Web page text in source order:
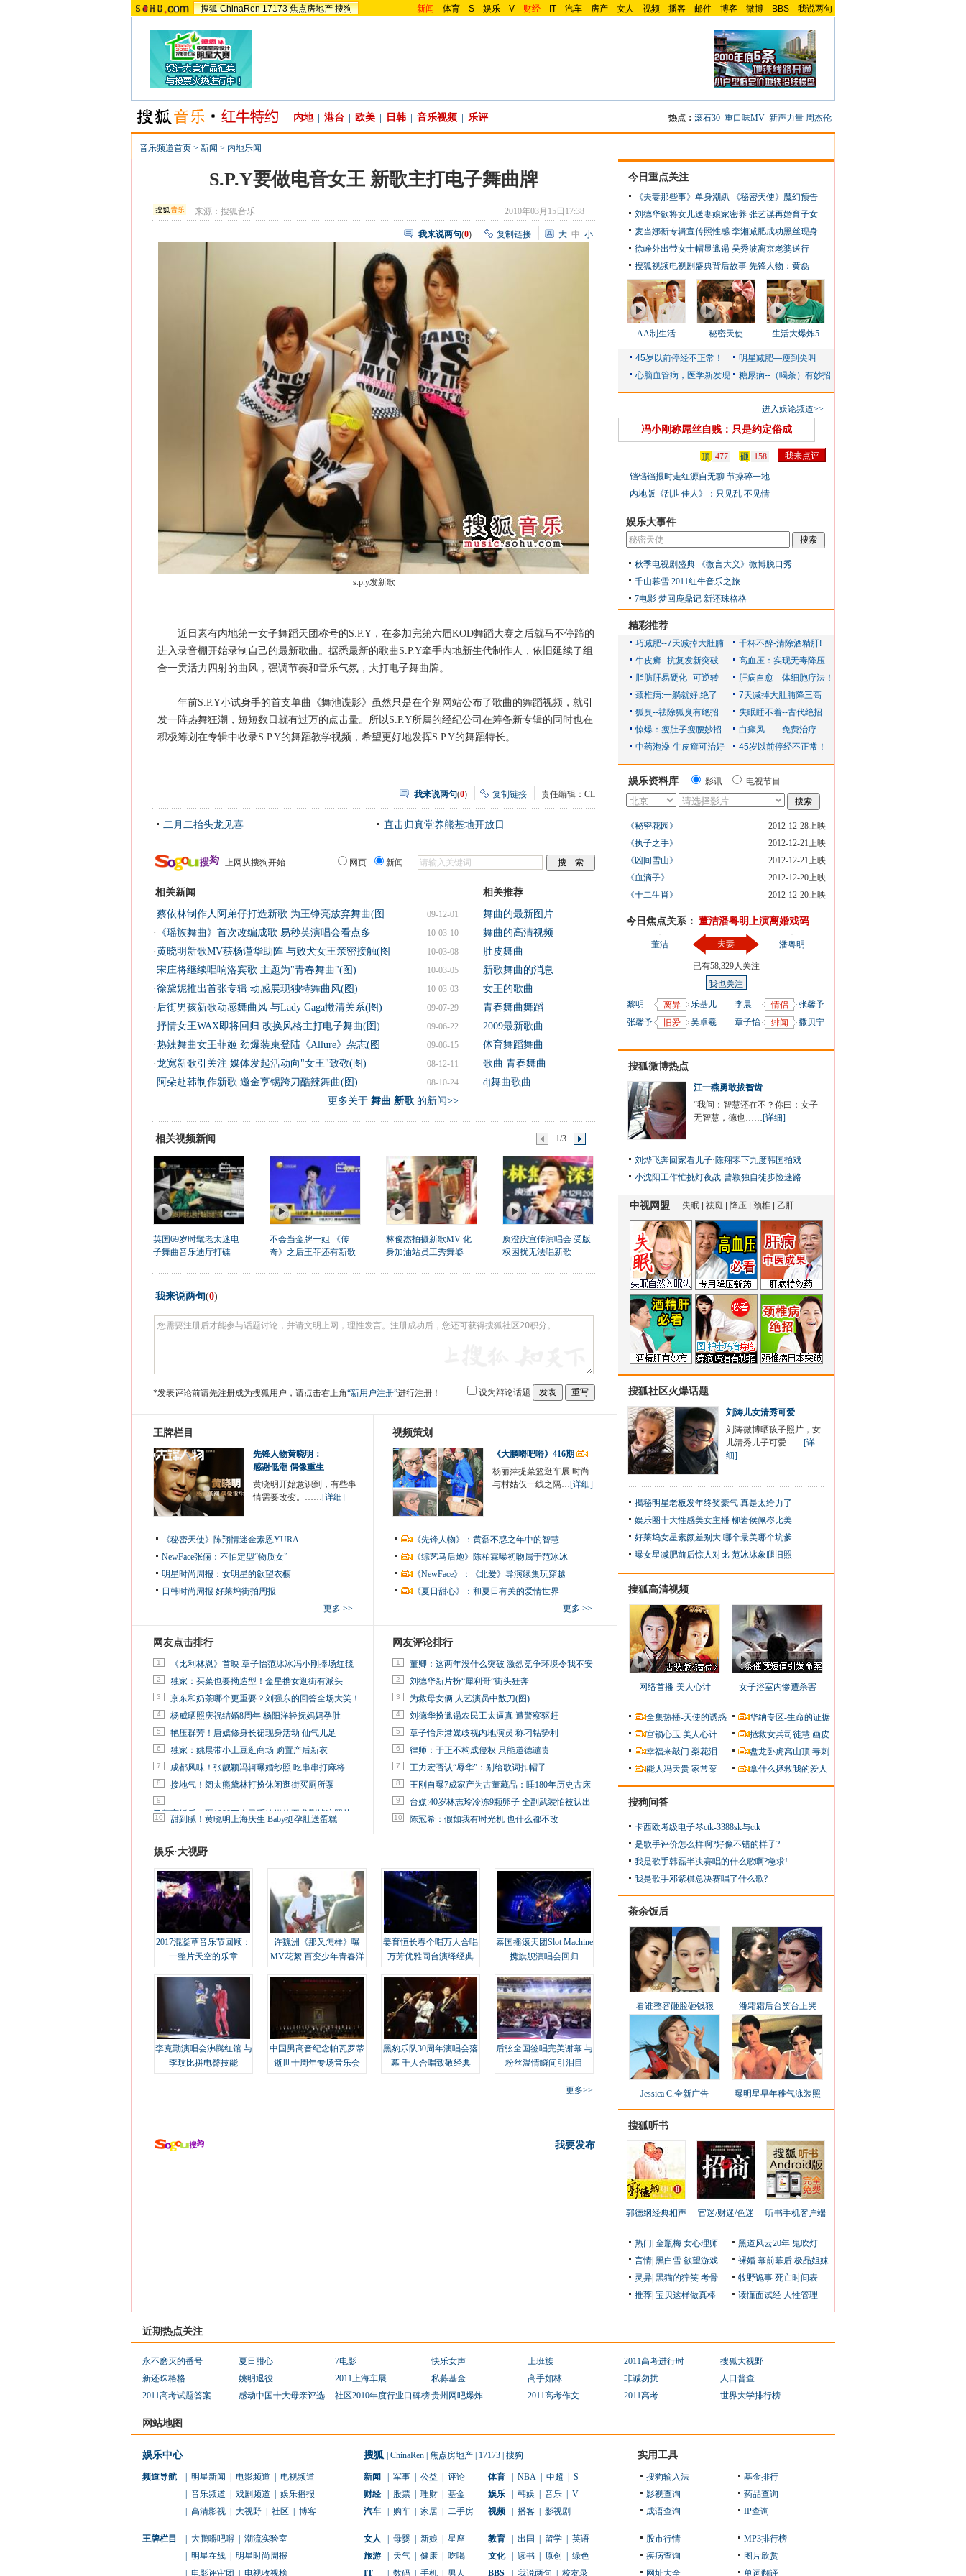
搜狐 ChinaRen 17173 焦点房地产 搜狗 新闻 - 体育 - S - 娱乐 - V - 财经 - IT - 汽车 - 房产 - 女人 - 视频 - 播客 - 邮件 - 博客 - 微博 - BBS - 我说两句
内地 港台 欧美 日韩 音乐视频 乐评 热点： 滚石30 重口味MV 新声力量 周杰伦
音乐频道首页 > 新闻 > 内地乐闻
S.P.Y要做电音女王 新歌主打电子舞曲牌
来源：搜狐音乐 2010年03月15日17:38
我来说两句(0) 复制链接 大 中 小
s.p.y发新歌
近日素有内地第一女子舞蹈天团称号的S.P.Y，在参加完第六届KOD舞蹈大赛之后就马不停蹄的
进入录音棚开始录制自己的最新歌曲。据悉最新的歌曲S.P.Y牵手内地新生代制作人，依旧延续了组
合一贯活力四射的曲风，强调节奏和音乐气氛，大打电子舞曲牌。
年前S.P.Y小试身手的首支单曲《舞池谍影》虽然只是在个别网站公布了歌曲的舞蹈视频，就引
发一阵热舞狂潮，短短数日就有过万的点击量。所以S.P.Y所属的经纪公司在筹备新专辑的同时也在
积极筹划在专辑中收录S.P.Y的舞蹈教学视频，希望更好地发挥S.P.Y的舞蹈特长。
我来说两句(0) 复制链接 责任编辑：CL
二月二抬头龙见喜 直击归真堂养熊基地开放日
上网从搜狗开始 网页 新闻
相关新闻
09-12-01
·蔡依林制作人阿弟仔打造新歌 为王铮亮放弃舞曲(图
10-03-10
· 《瑶族舞曲》首次改编成歌 易秒英演唱会看点多
10-03-08
·黄晓明新歌MV获杨谨华助阵 与败犬女王亲密接触(图
10-03-05
·宋庄将继续唱响洛宾歌 主题为"青春舞曲"(图)
10-03-03
·徐黛妮推出首张专辑 动感展现独特舞曲风(图)
09-07-29
· 后街男孩新歌动感舞曲风 与Lady Gaga撇清关系(图)
09-06-22
·抒情女王WAX即将回归 改换风格主打电子舞曲(图)
09-06-15
·热辣舞曲女王菲姬 劲爆装束登陆《Allure》杂志(图
08-12-11
·龙宽新歌引关注 媒体发起活动向"女王"致敬(图)
08-10-24
· 阿朵赴韩制作新歌 邀金亨锡跨刀酷辣舞曲(图)
更多关于 舞曲 新歌的新闻>>
相关推荐
舞曲的最新图片
舞曲的高清视频
肚皮舞曲
新歌舞曲的消息
女王的歌曲
青春舞曲舞蹈
2009最新歌曲
体育舞蹈舞曲
歌曲 青春舞曲
dj舞曲歌曲
相关视频新闻 1/3
英国69岁时髦老太迷电
子舞曲音乐迪厅打碟
不会当金牌一姐 《传
奇》之后王菲还有新歌
林俊杰拍摄新歌MV 化
身加油站员工秀舞姿
庾澄庆宣传演唱会 受版
权困扰无法唱新歌
我来说两句(0)
*发表评论前请先注册成为搜狐用户，请点击右上角“新用户注册”进行注册！ 设为辩论话题
王牌栏目
先锋人物黄晓明：
感谢低潮 偶像重生
黄晓明开始意识到，有些事
情需要改变。……[详细]
《秘密天使》陈翔情迷金素恩YURA
NewFace张俪：不怕定型“物质女”
明星时尚周报：女明星的欲望衣橱
日韩时尚周报 好莱坞街拍周报
更多 >>
视频策划
《大鹏嘚吧嘚》416期
杨丽萍提菜篮逛车展 时尚
与村姑仅一线之隔…[详细]
《先锋人物》：黄磊不惑之年中的智慧
《综艺马后炮》陈柏霖曝初吻属于范冰冰
《NewFace》：《北爱》导演续集玩穿越
《夏日甜心》：和夏日有关的爱情世界
更多 >>
网友点击排行
1 《比利林恩》首映 章子怡范冰冰冯小刚捧场红毯
2 独家：买菜也要拗造型！金星携女逛街有派头
3 京东和奶茶哪个更重要？刘强东的回答全场大笑！
4 杨威晒照庆祝结婚8周年 杨阳洋轻抚妈妈孕肚
5 艳压群芳！唐嫣修身长裙现身活动 仙气儿足
6 独家：姚晨带小土豆逛商场 购置产后新衣
7 成都风味！张靓颖冯轲曝婚纱照 吃串串打麻将
8 接地气！阔太熊黛林打扮休闲逛街买厕所泵
9
马蓉离婚后，砸1000万人民币给媒体要求删掉这照片
10 甜到腻！黄晓明上海庆生 Baby挺孕肚送蛋糕
网友评论排行
1 董卿：这两年没什么突破 激烈竞争环境令我不安
2 刘德华新片扮“犀利哥”街头狂奔
3 为救母女俩 人艺演员中数刀(图)
4 刘德华扮邋遢农民工太逼真 遭警察驱赶
5 章子怡斥港媒歧视内地演员 称刁钻势利
6 律师：于正不构成侵权 只能道德谴责
7 王力宏否认“辱华”：别给歌词扣帽子
8 王刚自曝7成家产为古董藏品：睡180年历史古床
9 台媒:40岁林志玲冷冻9颗卵子 全副武装怕被认出
10 陈冠希：假如我有时光机 也什么都不改
娱乐·大视野
2017混凝草音乐节回顾：
一整片天空的乐章
许魏洲《那又怎样》曝
MV花絮 百变少年青春洋
姜育恒长春个唱万人合唱
万芳优雅同台演绎经典
泰国摇滚天团Slot Machine
携旗舰演唱会回归
李克勤演唱会沸腾红馆 与
李玟比拼电臀技能
中国男高音纪念帕瓦罗蒂
逝世十周年专场音乐会
黑豹乐队30周年演唱会落
幕 千人合唱致敬经典
后弦全国签唱完美谢幕 与
粉丝温情瞬间引泪目
更多>>
我要发布
今日重点关注
《夫妻那些事》单身潮趴
《秘密天使》魔幻预告
刘德华欲将女儿送妻娘家密养 张艺谋再婚育子女
麦当娜新专辑宣传照性感 李湘减肥成功黑丝现身
徐峥外出带女士帽显邋遢 吴秀波离京老婆送行
搜狐视频电视剧盛典背后故事 先锋人物：黄磊
AA制生活 秘密天使 生活大爆炸5
进入娱论频道>>
冯小刚称屌丝自贱：只是约定俗成
顶 477 砸
158
铛铛铛报时走红源自无聊 节操碎一地
内地版《乱世佳人》：只见乱 不见情
娱乐大事件
秋季电视剧盛典
《微言大义》微博脱口秀
千山暮雪 2011红牛音乐之旅
7电影 梦回鹿鼎记 新还珠格格
精彩推荐
娱乐资料库 影讯 电视节目
《秘密花园》
2012-12-28上映
《执子之手》
2012-12-21上映
《凶间雪山》
2012-12-21上映
《血滴子》
2012-12-20上映
《十二生肖》
2012-12-20上映
今日焦点关系： 董洁潘粤明上演离婚戏码
董洁 夫妻
已有58,329人关注
我也关注
潘粤明
黎明 离异
乐基儿
张馨予
旧爱 吴卓羲
李晨 情侣
张馨予
章子怡
绯闻 撒贝宁
搜狐微博热点
江一燕勇敢拔智齿
“我问：智慧还在不？你曰：女子
无智慧，德也……[详细]
刘烨飞奔回家看儿子·陈翔零下九度韩国拍戏
小沈阳工作忙挑灯夜战·曹颖独自徒步险迷路
搜狐社区火爆话题
刘涛儿女清秀可爱
刘涛微博晒孩子照片，女
儿清秀儿子可爱……[详
细]
揭秘明星老板发年终奖豪气 真是太给力了
娱乐圈十大性感美女主播 柳岩侯佩岑比美
好莱坞女星素颜差别大 哪个最美哪个坑爹
曝女星减肥前后惊人对比 范冰冰象腿旧照
搜狐高清视频
网络首播-美人心计 女子浴室内惨遭杀害
全集热播-天使的诱惑
华纳专区-生命的证据
宫锁心玉 美人心计 拯救女兵司徒慧 画皮
幸福来敲门 梨花泪 盘龙卧虎高山顶 毒刺
能人冯天贵 家常菜 拿什么拯救我的爱人
搜狗问答
卡西欧考级电子琴ctk-3388sk与ctk
是歌手评价怎么样啊?好像不错的样子?
我是歌手韩磊半决赛唱的什么歌啊?急求!
我是歌手邓紫棋总决赛唱了什么歌?
茶余饭后
看谁整容砸脸砸钱狠 潘霜霜后台笑台上哭
Jessica C.全新广告 曝明星早年稚气泳装照
搜狐听书
郭德纲经典相声 官迷/财迷/色迷 听书手机客户端
热门 金瓶梅 女心理师 黑道风云20年 鬼吹灯
言情 黑白雪 欲望游戏 裸婚 幕前幕后 极品姐妹
灵异 黑猫的狞笑 考骨 牧野诡事 死亡时间表
推荐 宝贝这样做真棒 读懂面试经 人性管理
近期热点关注
永不磨灭的番号 夏日甜心 7电影 快乐女声 上班族 2011高考进行时
搜狐大视野
新还珠格格
姚明退役 2011上海车展 私募基金 高手如林 非诚勿扰
人口普查
2011高考试题答案
感动中国十大母亲评选 社区2010年度行业口碑榜贵州网吧爆炸 2011高考作文 2011高考 世界大学排行榜
网站地图
娱乐中心
频道导航 明星新闻 电影频道
电视频道
音乐频道 戏剧频道
娱乐播报
高清影视 大视野 社区 博客
王牌栏目 大鹏嘚吧嘚
潮流实验室
明星在线
明星时尚周报
电影评审团 电视收视榜
搜狐 ChinaRen 焦点房地产 17173 搜狗
新闻 军事 公益 评论 体育 NBA 中超
S
财经
股票 理财 基金 娱乐 韩娱 音乐
V
汽车
购车 家居 二手房 视频 播客 影视剧
女人 母婴 新娘 星座 教育 出国 留学
英语
旅游
天气 健康 吃喝 文化 读书 原创
绿色
IT
数码 手机 男人 BBS 我说两句 校友录
实用工具
搜狗输入法
基金排行
影视查询
药品查询
成语查询
IP查询
股市行情
MP3排行榜
疾病查询
图片欣赏
网址大全
单词翻译